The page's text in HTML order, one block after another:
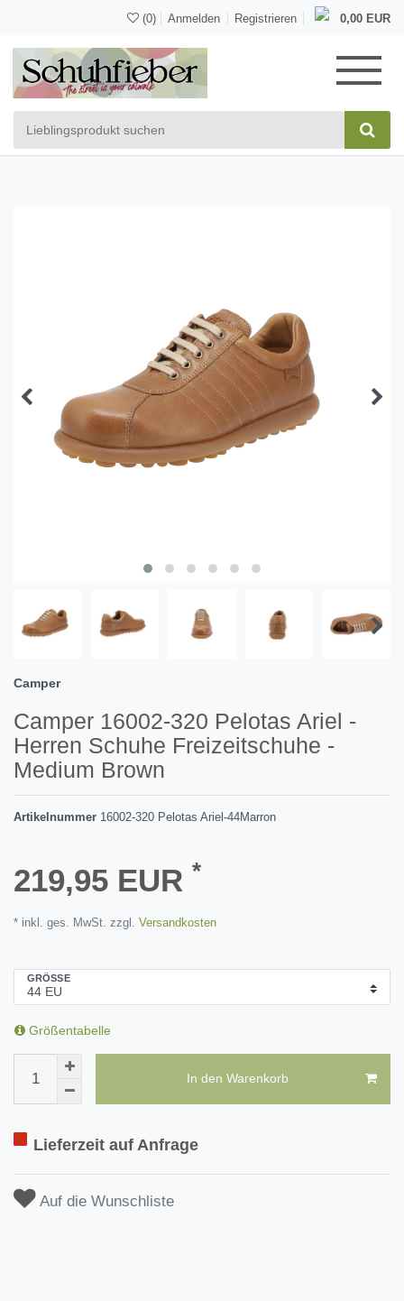
(0) Anmelden Registrieren 0,00 EUR
Camper
Camper 16002-320 Pelotas Ariel -
Herren Schuhe Freizeitschuhe -
Medium Brown
Artikelnummer 16002-320 Pelotas Ariel-44Marron
219,95 EUR *
* inkl. ges. MwSt. zzgl. Versandkosten
GRÖSSE
Größentabelle
In den Warenkorb
Lieferzeit auf Anfrage
Auf die Wunschliste